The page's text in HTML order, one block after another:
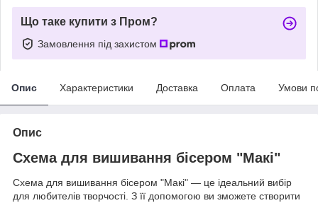
Що таке купити з Пром?
Замовлення під захистом
Опис Характеристики Доставка Оплата Умови
Опис
Схема для вишивання бісером "Макі"
Схема для вишивання бісером "Макі" — це ідеальний вибір
для любителів творчості. З її допомогою ви зможете створити